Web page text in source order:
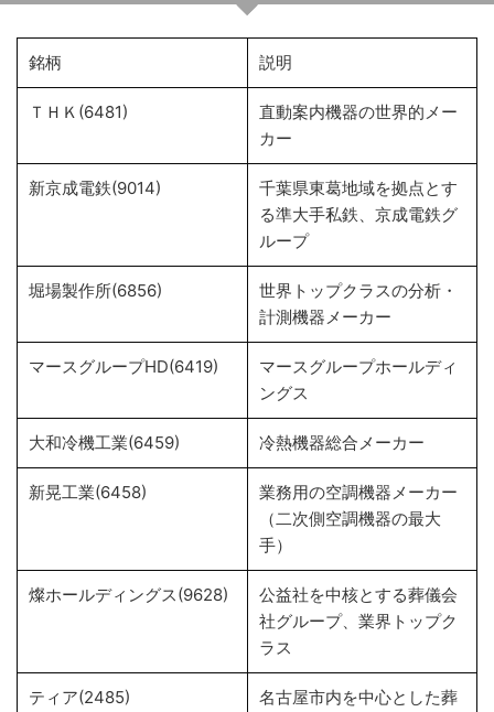
銘柄 説明
ＴＨＫ(6481)
直動案内機器の世界的メー
カー
新京成電鉄(9014)
千葉県東葛地域を拠点とす
る準大手私鉄、京成電鉄グ
ループ
堀場製作所(6856)
世界トップクラスの分析・
計測機器メーカー
マースグループHD(6419)
マースグループホールディ
ングス
大和冷機工業(6459) 冷熱機器総合メーカー
新晃工業(6458)
業務用の空調機器メーカー
（二次側空調機器の最大
手）
燦ホールディングス(9628)
公益社を中核とする葬儀会
社グループ、業界トップク
ラス
ティア(2485)
名古屋市内を中心とした葬